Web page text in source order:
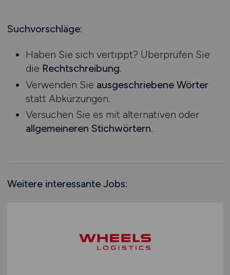
Schienen- / Straßen- / Luft- / Seefracht
Supply Chain Management
Vertrieb / Verkauf / Handel
Zoll / Behörden
Sonstige
Mecklenburg-Vorpommern
Nordrhein-Westfalen
Rheinland-Pfalz
Saarland
Sachsen
Sachsen-Anhalt
Schleswig-Holstein
Schweiz
Suchvorschläge:
Haben Sie sich vertippt? Überprüfen Sie
die Rechtschreibung.
Verwenden Sie ausgeschriebene Wörter
statt Abkürzungen.
Versuchen Sie es mit alternativen oder
allgemeineren Stichwörtern.
Weitere interessante Jobs: